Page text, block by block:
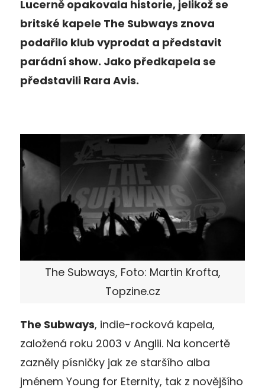
Lucerně opakovala historie, jelikož se
britské kapele The Subways znova
podařilo klub vyprodat a představit
parádní show. Jako předkapela se
představili Rara Avis.
The Subways, Foto: Martin Krofta,
Topzine.cz
The Subways, indie-rocková kapela,
založená roku 2003 v Anglii. Na koncertě
zazněly písničky jak ze staršího alba
jménem Young for Eternity, tak z novějšího